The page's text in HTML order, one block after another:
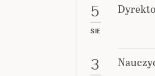
5
SIE
3